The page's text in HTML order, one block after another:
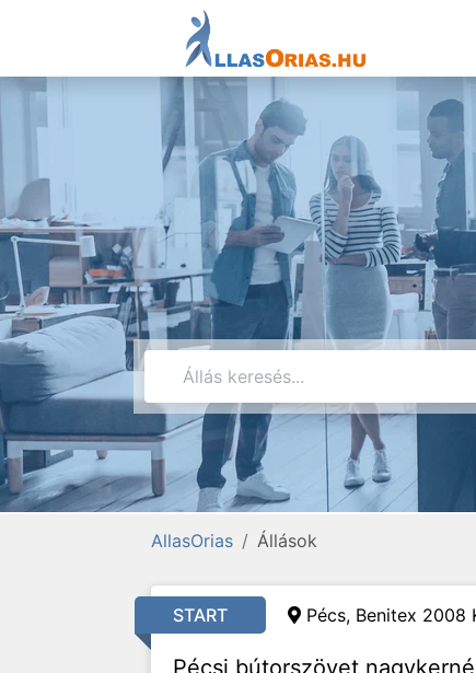
AllasOrias Állások
START Pécs, Benitex 2008
Pécsi bútorszövet